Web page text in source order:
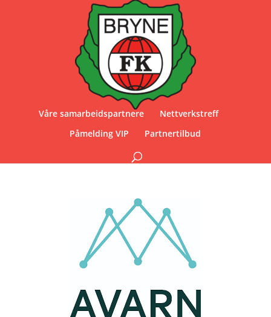
Våre samarbeidspartnere
Nettverkstreff
Påmelding VIP
Partnertilbud